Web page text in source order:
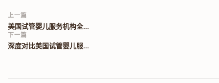
上一篇
美国试管婴儿服务机构全...
下一篇
深度对比美国试管婴儿服...